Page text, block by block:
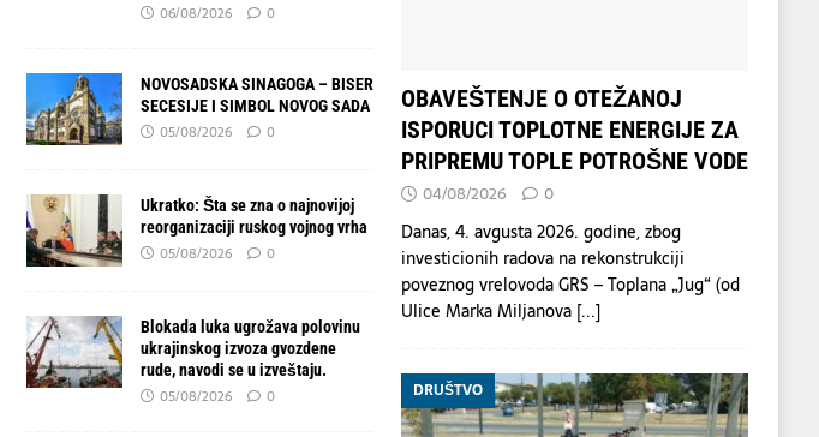
06/08/2026 0
NOVOSADSKA SINAGOGA – BISER
SECESIJE I SIMBOL NOVOG SADA
05/08/2026 0
Ukratko: Šta se zna o najnovijoj
reorganizaciji ruskog vojnog vrha
05/08/2026 0
Blokada luka ugrožava polovinu
ukrajinskog izvoza gvozdene
rude, navodi se u izveštaju.
05/08/2026 0
OBAVEŠTENJE O OTEŽANOJ
ISPORUCI TOPLOTNE ENERGIJE ZA
PRIPREMU TOPLE POTROŠNE VODE
04/08/2026 0
Danas, 4. avgusta 2026. godine, zbog
investicionih radova na rekonstrukciji
poveznog vrelovoda GRS – Toplana „Jug“ (od
Ulice Marka Miljanova [...]
DRUŠTVO